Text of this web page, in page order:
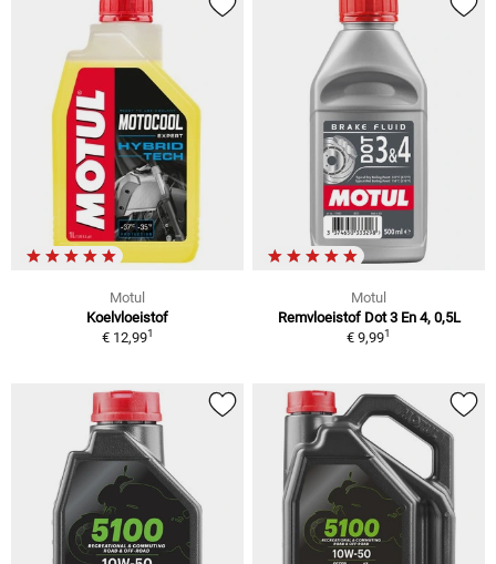
Motul
Koelvloeistof
€ 12,991
Motul
Remvloeistof Dot 3 En 4, 0,5L
€ 9,991